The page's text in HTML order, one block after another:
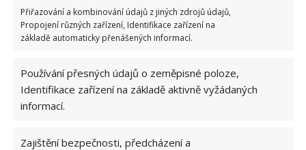
Přiřazování a kombinování údajů z jiných zdrojů údajů,
Propojení různých zařízení, Identifikace zařízení na
základě automaticky přenášených informací.
Používání přesných údajů o zeměpisné poloze,
Identifikace zařízení na základě aktivně vyžádaných
informací.
Zajištění bezpečnosti, předcházení a
navlhčila. Pokud netrváte na látkových
ubrouscích, které lze prát, můžete vložit do
tekutiny i papírové utěrky
V tomto okamžiku máte hotovo – vaše dezinfekční
ubrousky jsou připravené